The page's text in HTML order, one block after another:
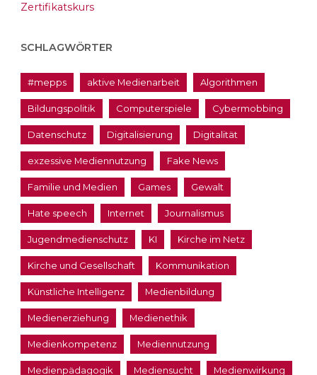
Zertifikatskurs
SCHLAGWÖRTER
#mepps aktive Medienarbeit Algorithmen
Bildungspolitik Computerspiele Cybermobbing
Datenschutz Digitalisierung Digitalität
exzessive Mediennutzung Fake News
Familie und Medien Games Gewalt
Hate speech Internet Journalismus
Jugendmedienschutz KI Kirche im Netz
Kirche und Gesellschaft Kommunikation
Künstliche Intelligenz Medienbildung
Medienerziehung Medienethik
Medienkompetenz Mediennutzung
Medienpädagogik Mediensucht Medienwirkung